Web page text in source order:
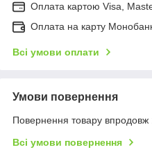
Оплата картою Visa,
Оплата на карту
Всі умови оплати
Умови повернення
Повернення товару впродовж
Всі умови повернення